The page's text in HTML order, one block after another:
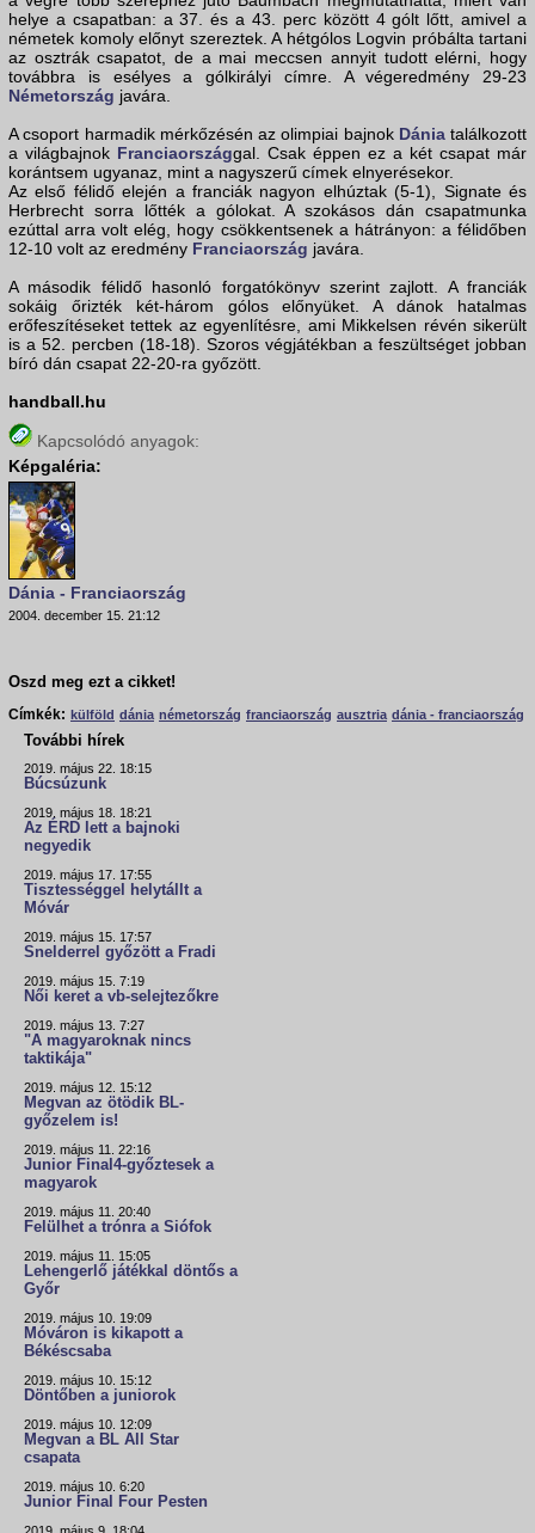
helye a csapatban: a 37. és a 43. perc között 4 gólt lőtt, amivel a
németek komoly előnyt szereztek. A hétgólos Logvin próbálta tartani
az osztrák csapatot, de a mai meccsen annyit tudott elérni, hogy
továbbra is esélyes a gólkirályi címre. A végeredmény 29-23
Németország javára.
A csoport harmadik mérkőzésén az olimpiai bajnok Dániatalálkozott
a világbajnok Franciaországgal. Csak éppen ez a két csapat már
korántsem ugyanaz, mint a nagyszerű címek elnyerésekor.
Az első félidő elején a franciák nagyon elhúztak (5-1), Signate és
Herbrecht sorra lőtték a gólokat. A szokásos dán csapatmunka
ezúttal arra volt elég, hogy csökkentsenek a hátrányon: a félidőben
12-10 volt az eredmény Franciaország javára.
A második félidő hasonló forgatókönyv szerint zajlott. A franciák
sokáig őrizték két-három gólos előnyüket. A dánok hatalmas
erőfeszítéseket tettek az egyenlítésre, ami Mikkelsen révén sikerült
is a 52. percben (18-18). Szoros végjátékban a feszültséget jobban
bíró dán csapat 22-20-ra győzött.
handball.hu
Kapcsolódó anyagok:
Képgaléria:
Dánia - Franciaország
2004. december 15. 21:12
Oszd meg ezt a cikket!
Címkék: külföld dánia németország franciaország ausztria dánia - franciaország
További hírek
2019. május 22. 18:15
Búcsúzunk
2019. május 18. 18:21
Az ÉRD lett a bajnoki
negyedik
2019. május 17. 17:55
Tisztességgel helytállt a
Móvár
2019. május 15. 17:57
Snelderrel győzött a Fradi
2019. május 15. 7:19
Női keret a vb-selejtezőkre
2019. május 13. 7:27
"A magyaroknak nincs
taktikája"
2019. május 12. 15:12
Megvan az ötödik BL-
győzelem is!
2019. május 11. 22:16
Junior Final4-győztesek a
magyarok
2019. május 11. 20:40
Felülhet a trónra a Siófok
2019. május 11. 15:05
Lehengerlő játékkal döntős a
Győr
2019. május 10. 19:09
Móváron is kikapott a
Békéscsaba
2019. május 10. 15:12
Döntőben a juniorok
2019. május 10. 12:09
Megvan a BL All Star
csapata
2019. május 10. 6:20
Junior Final Four Pesten